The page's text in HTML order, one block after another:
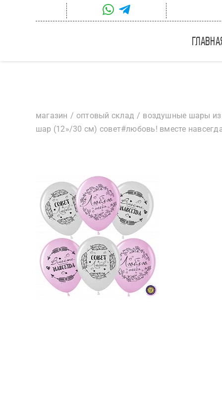
магазин оптовый склад воздушные шары из
шар (12»/30 см) совет#любовь! вместе